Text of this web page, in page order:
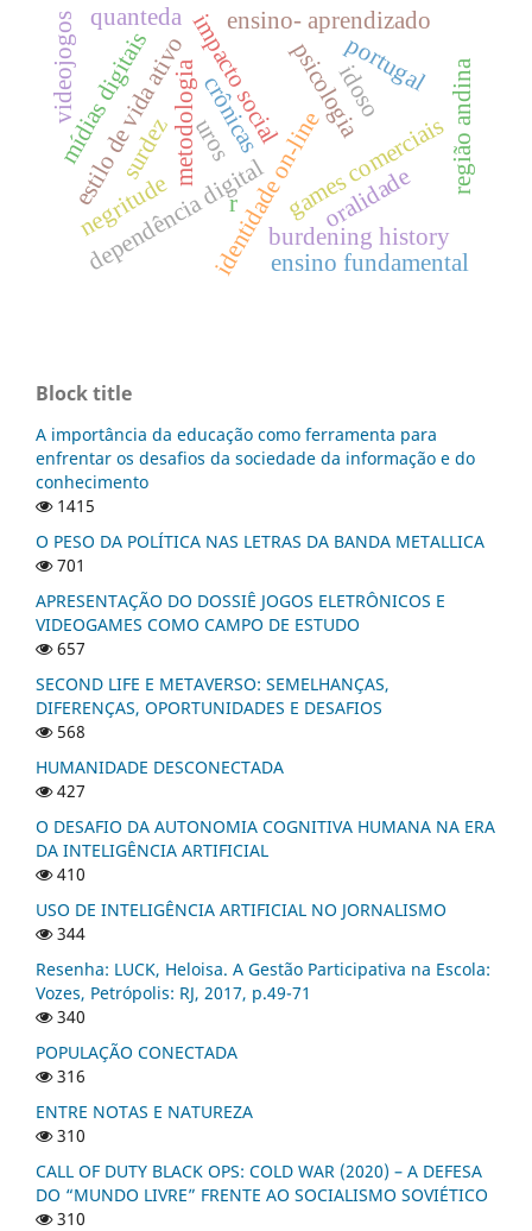
idoso
identidade on-lineburdening history
metodologia
oralidade
dependência digital
estilo de vida ativoimpacto socialpsicologia
ensino fundamental
ensino- aprendizado
games comerciais
mídias digitais uros
crônicas
surdez região andina
videojogos
r
portugal
quanteda
negritude
Block title
A importância da educação como ferramenta para
enfrentar os desafios da sociedade da informação e do
conhecimento
1415
O PESO DA POLÍTICA NAS LETRAS DA BANDA METALLICA
701
APRESENTAÇÃO DO DOSSIÊ JOGOS ELETRÔNICOS E
VIDEOGAMES COMO CAMPO DE ESTUDO
657
SECOND LIFE E METAVERSO: SEMELHANÇAS,
DIFERENÇAS, OPORTUNIDADES E DESAFIOS
568
HUMANIDADE DESCONECTADA
427
O DESAFIO DA AUTONOMIA COGNITIVA HUMANA NA ERA
DA INTELIGÊNCIA ARTIFICIAL
410
USO DE INTELIGÊNCIA ARTIFICIAL NO JORNALISMO
344
Resenha: LUCK, Heloisa. A Gestão Participativa na Escola:
Vozes, Petrópolis: RJ, 2017, p.49-71
340
POPULAÇÃO CONECTADA
316
ENTRE NOTAS E NATUREZA
310
CALL OF DUTY BLACK OPS: COLD WAR (2020) – A DEFESA
DO “MUNDO LIVRE” FRENTE AO SOCIALISMO SOVIÉTICO
310